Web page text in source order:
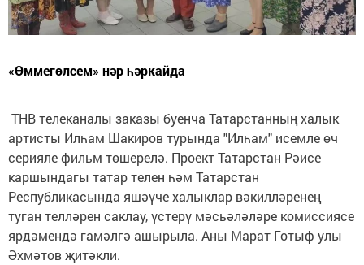
«Өммегөлсем» нәр һәркайда
ТНВ телеканалы заказы буенча Татарстанның халык
артисты Илһам Шакиров турында "Илһам" исемле өч
серияле фильм төшерелә. Проект Татарстан Рәисе
каршындагы татар телен һәм Татарстан
Республикасында яшәүче халыклар вәкилләренең
туган телләрен саклау, үстерү мәсьәләләре комиссиясе
ярдәмендә гамәлгә ашырыла. Аны Марат Готыф улы
Әхмәтов җитәкли.